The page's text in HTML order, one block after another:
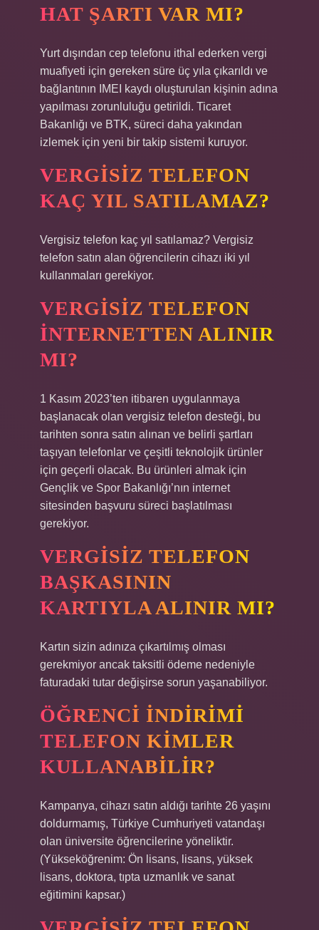
HAT ŞARTI VAR MI?
Yurt dışından cep telefonu ithal ederken vergi
muafiyeti için gereken süre üç yıla çıkarıldı ve
bağlantının IMEI kaydı oluşturulan kişinin adına
yapılması zorunluluğu getirildi. Ticaret
Bakanlığı ve BTK, süreci daha yakından
izlemek için yeni bir takip sistemi kuruyor.
VERGISIZ TELEFON
KAÇ YIL SATILAMAZ?
Vergisiz telefon kaç yıl satılamaz? Vergisiz
telefon satın alan öğrencilerin cihazı iki yıl
kullanmaları gerekiyor.
VERGISIZ TELEFON
INTERNETTEN ALINIR
MI?
1 Kasım 2023’ten itibaren uygulanmaya
başlanacak olan vergisiz telefon desteği, bu
tarihten sonra satın alınan ve belirli şartları
taşıyan telefonlar ve çeşitli teknolojik ürünler
için geçerli olacak. Bu ürünleri almak için
Gençlik ve Spor Bakanlığı’nın internet
sitesinden başvuru süreci başlatılması
gerekiyor.
VERGISIZ TELEFON
BAŞKASININ
KARTIYLA ALINIR MI?
Kartın sizin adınıza çıkartılmış olması
gerekmiyor ancak taksitli ödeme nedeniyle
faturadaki tutar değişirse sorun yaşanabiliyor.
ÖĞRENCI INDIRIMI
TELEFON KIMLER
KULLANABILIR?
Kampanya, cihazı satın aldığı tarihte 26 yaşını
doldurmamış, Türkiye Cumhuriyeti vatandaşı
olan üniversite öğrencilerine yöneliktir.
(Yükseköğrenim: Ön lisans, lisans, yüksek
lisans, doktora, tıpta uzmanlık ve sanat
eğitimini kapsar.)